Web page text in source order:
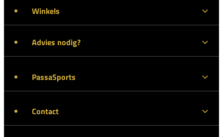
Winkels
Advies nodig?
PassaSports
Contact